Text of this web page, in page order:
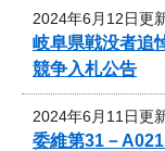
2024年6月12日更
岐阜県戦没者追
競争入札公告
2024年6月11日更
委維第31－